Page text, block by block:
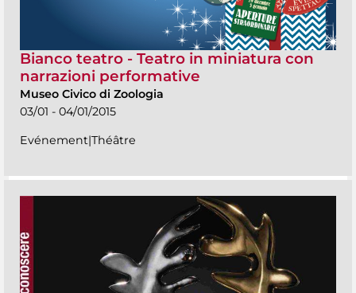
Bianco teatro - Teatro in miniatura con
narrazioni performative
Museo Civico di Zoologia
03/01 - 04/01/2015
Evénement|Théâtre